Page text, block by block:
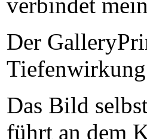
verbindet
Der
Das Bild
führt an dem